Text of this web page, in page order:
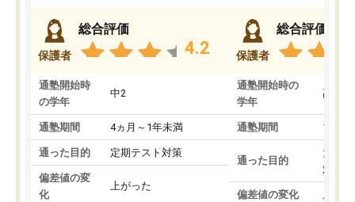
保護者
総合評価
4.2
通塾開始時
の学年
中2
通塾期間 4ヵ月～1年未満
通った目的 定期テスト対策
偏差値の変
化
上がった
保護者
総合評価
通塾開始時の
学年
高3
通塾期間 1～3
通った目的
大学
対策
偏差値の変化 上が